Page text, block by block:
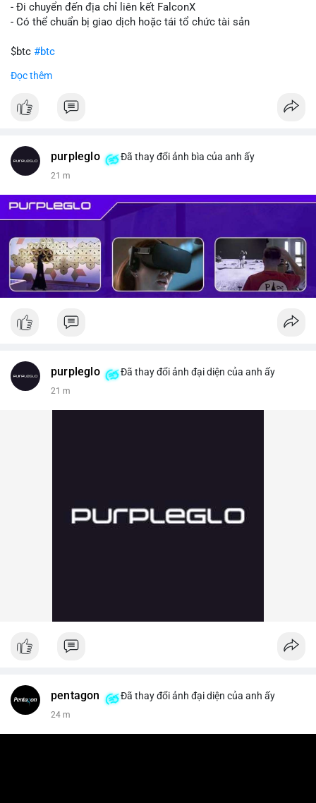
- Đi chuyển đến địa chỉ liên kết FalconX
- Có thể chuẩn bị giao dịch hoặc tái tổ chức tài sản
$btc #btc
#vlikevn
📰 Nguồn: CoinDesk
Đọc thêm
purpleglo Đã thay đổi ảnh bìa của anh ấy
21 m
purpleglo Đã thay đổi ảnh đại diện của anh ấy
21 m
pentagon Đã thay đổi ảnh đại diện của anh ấy
24 m